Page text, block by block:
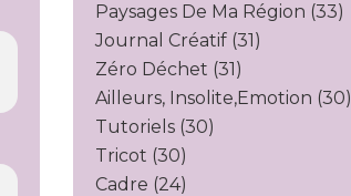
Paysages De Ma Région (33)
Journal Créatif (31)
Zéro Déchet (31)
Ailleurs, Insolite,emotion (30)
Tutoriels (30)
Tricot (30)
Cadre (24)